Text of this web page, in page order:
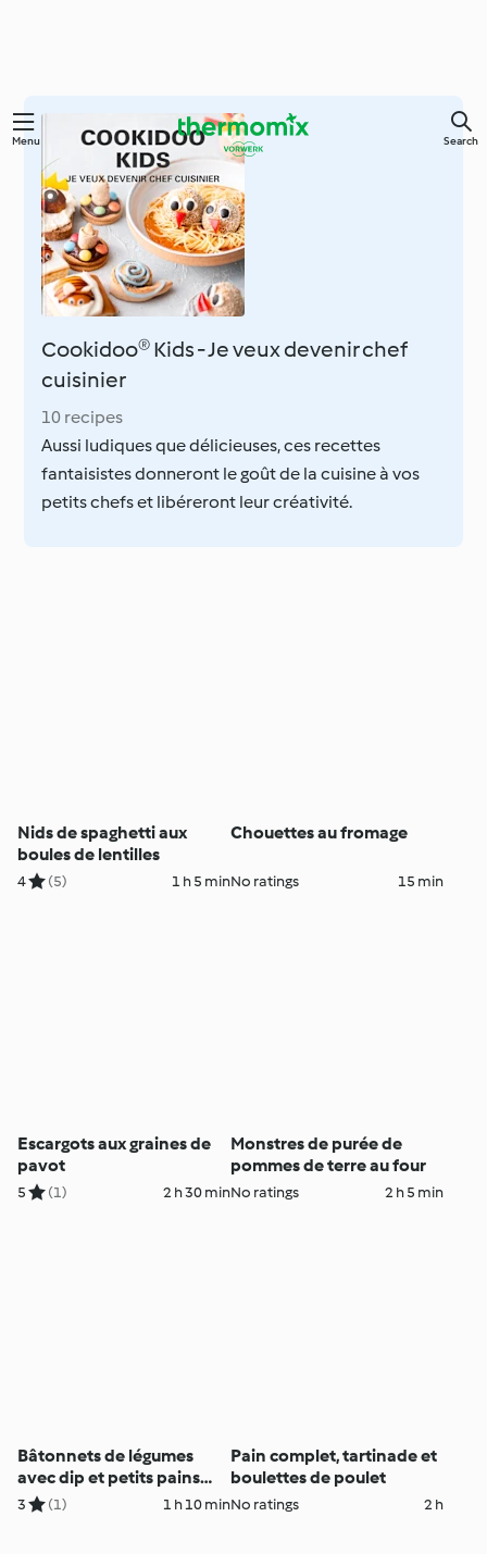
Skip
content
Menu Search
Cookidoo® Kids - Je veux devenir chef
cuisinier
10 recipes
Aussi ludiques que délicieuses, ces recettes
fantaisistes donneront le goût de la cuisine à vos
petits chefs et libéreront leur créativité.
Nids de spaghetti aux
boules de lentilles
4 (5) 1 h 5 min
Chouettes au fromage
No ratings 15 min
Escargots aux graines de
pavot
5 (1) 2 h 30 min
Monstres de purée de
pommes de terre au four
No ratings 2 h 5 min
Bâtonnets de légumes
avec dip et petits pains
complets
3 (1) 1 h 10 min
Pain complet, tartinade et
boulettes de poulet
No ratings 2 h